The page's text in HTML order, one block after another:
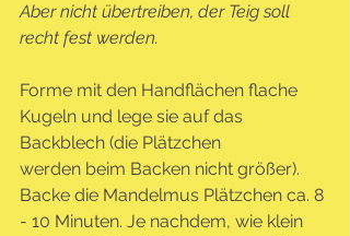
Aber nicht übertreiben, der Teig soll
recht fest werden.
Forme mit den Handflächen flache
Kugeln und lege sie auf das
Backblech (die Plätzchen
werden beim Backen nicht größer).
Backe die Mandelmus Plätzchen ca. 8
- 10 Minuten. Je nachdem, wie klein